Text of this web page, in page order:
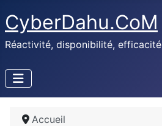
CyberDahu.CoM
Réactivité, disponibilité, efficacité
Accueil